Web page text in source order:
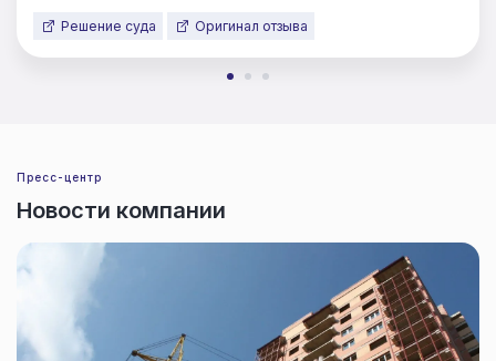
Решение суда Оригинал отзыва
Пресс-центр
Новости компании